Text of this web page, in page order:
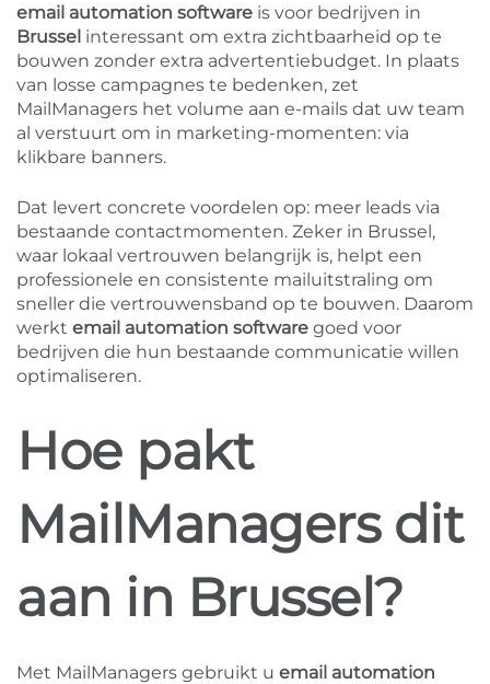
email automation software is voor bedrijven in
Brussel interessant om extra zichtbaarheid op te
bouwen zonder extra advertentiebudget. In plaats
van losse campagnes te bedenken, zet
MailManagers het volume aan e-mails dat uw team
al verstuurt om in marketing-momenten: via
klikbare banners.
Dat levert concrete voordelen op: meer leads via
bestaande contactmomenten. Zeker in Brussel,
waar lokaal vertrouwen belangrijk is, helpt een
professionele en consistente mailuitstraling om
sneller die vertrouwensband op te bouwen. Daarom
werkt email automation software goed voor
bedrijven die hun bestaande communicatie willen
optimaliseren.
Hoe pakt
MailManagers dit
aan in Brussel?
Met MailManagers gebruikt u email automation